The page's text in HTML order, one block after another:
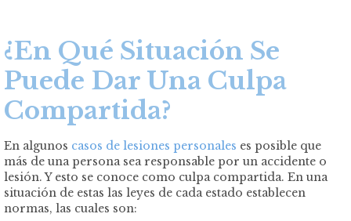
¿En Qué Situación Se
Puede Dar Una Culpa
Compartida?
En algunos casos de lesiones personales es posible que
más de una persona sea responsable por un accidente o
lesión. Y esto se conoce como culpa compartida. En una
situación de estas las leyes de cada estado establecen
normas, las cuales son: